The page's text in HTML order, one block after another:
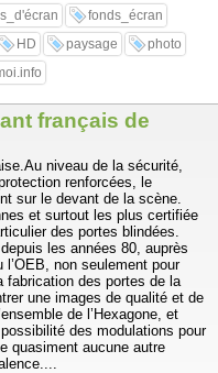
fonds_écran
HD paysage
photo
français de
niveau de la sécurité,
renforcées, le
sur le devant de la scène.
et surtout les plus certifiée
des portes blindées.
les années 80, auprès
l’OEB, non seulement pour
fabrication des portes de la
une images de qualité et de
de l’Hexagone, et
des modulations pour
quasiment aucune autre